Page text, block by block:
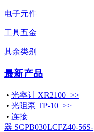
电子元件
工具五金
其余类别
最新产品
• 光率计 XR2100 >>
• 光阻泵 TP-10 >>
• 连接
器 SCPB030LCFZ40-56S-